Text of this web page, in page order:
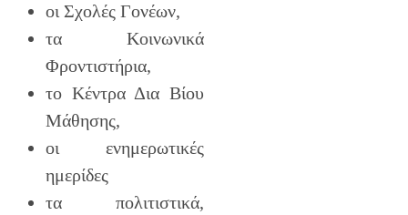
οι Σχολές Γονέων,
τα Κοινωνικά
Φροντιστήρια,
το Κέντρα Δια Βίου
Μάθησης,
οι ενημερωτικές
ημερίδες
τα πολιτιστικά,